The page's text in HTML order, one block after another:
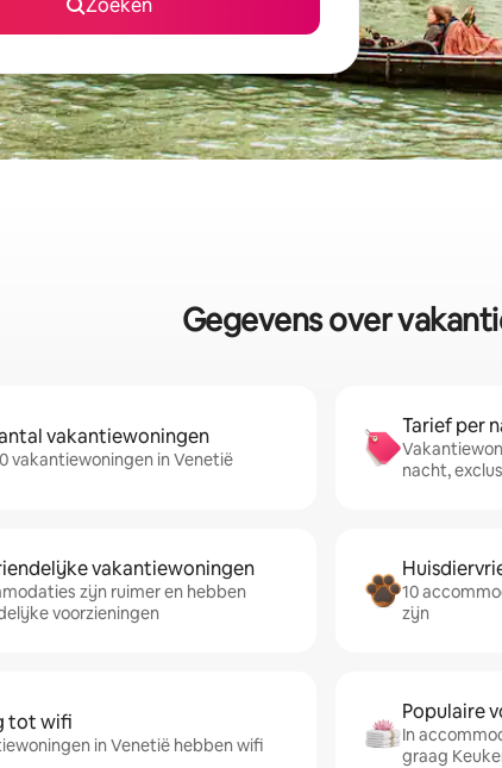
Zoeken
Gegevens over
vakantiewoningen
vakantiewoningen in Venetië
Tarief per
nacht,
vakantiewoningen
zijn ruimer en hebben
voorzieningen
10
zijn
tot wifi
in Venetië hebben wifi
Populaire
In
graag